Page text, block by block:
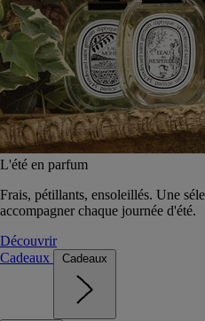
L'été en parfum
Frais, pétillants, ensoleillés. Une
accompagner chaque journée d'été.
Découvrir
Cadeaux
Cadeaux